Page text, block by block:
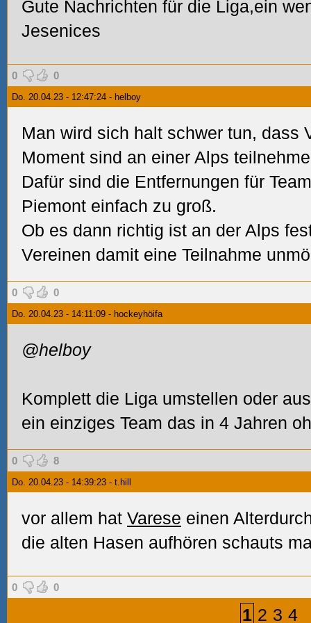
Gute Nachrichten für die Liga,ein
Jesenices
0 0
Do. 20.04.23 - 12:47:24 - helboy
Man wird sich halt schwer tun, dass
Moment sind an einer Alps
Dafür sind die Entfernungen für
Piemont einfach zu groß.
Ob es dann richtig ist an der Alps
Vereinen damit eine Teilnahme
0 0
Do. 20.04.23 - 14:11:09 - hockeyhöifa
@helboy
Komplett die Liga umstellen oder
ein einziges Team das in 4 Jahren
0 8
Do. 20.04.23 - 14:39:23 - t.hill
vor allem hat Varese einen
die alten Hasen aufhören schauts
0 0
1 2 3 4